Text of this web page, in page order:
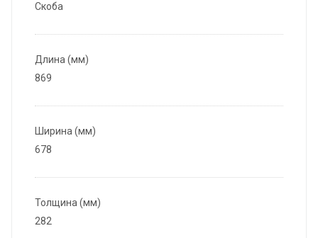
Скоба
Длина (мм)
869
Ширина (мм)
678
Толщина (мм)
282